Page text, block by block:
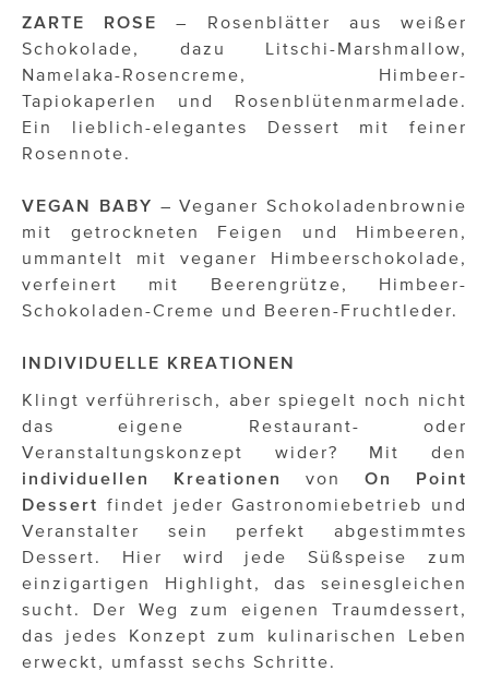
ZARTE ROSE
– Rosenblätter aus weißer
Schokolade, dazu Litschi-Marshmallow,
Namelaka-Rosencreme, Himbeer-
Tapiokaperlen und Rosenblütenmarmelade.
Ein lieblich-elegantes Dessert mit feiner
Rosennote.
VEGAN BABY – Veganer Schokoladenbrownie
mit getrockneten Feigen und Himbeeren,
ummantelt mit veganer Himbeerschokolade,
verfeinert mit Beerengrütze, Himbeer-
Schokoladen-Creme und Beeren-Fruchtleder.
INDIVIDUELLE KREATIONEN
Klingt verführerisch, aber spiegelt noch nicht
das eigene Restaurant- oder
Veranstaltungskonzept wider? Mit den
individuellen Kreationen
von On Point
Dessert findet jeder Gastronomiebetrieb und
Veranstalter sein perfekt abgestimmtes
Dessert. Hier wird jede Süßspeise zum
einzigartigen Highlight, das seinesgleichen
sucht. Der Weg zum eigenen Traumdessert,
das jedes Konzept zum kulinarischen Leben
erweckt, umfasst sechs Schritte.